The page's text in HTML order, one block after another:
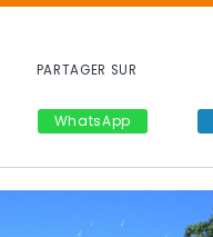
PARTAGER SUR
WhatsApp